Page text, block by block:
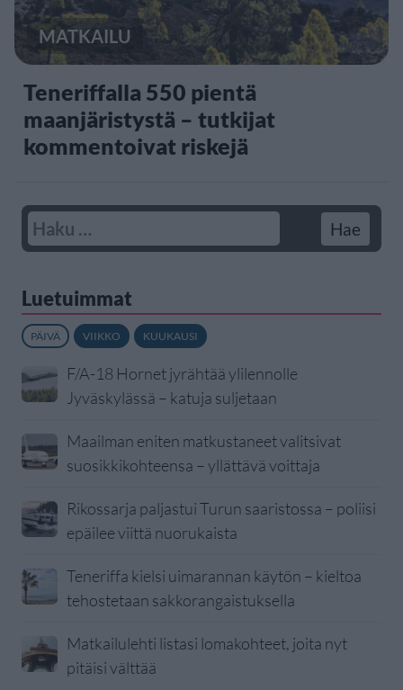
MATKAILU
Teneriffalla 550 pientä
maanjäristystä – tutkijat
kommentoivat riskejä
Luetuimmat
PÄIVÄ VIIKKO KUUKAUSI
F/A-18 Hornet jyrähtää ylilennolle
Jyväskylässä – katuja suljetaan
Maailman eniten matkustaneet valitsivat
suosikkikohteensa – yllättävä voittaja
Rikossarja paljastui Turun saaristossa – poliisi
epäilee viittä nuorukaista
Teneriffa kielsi uimarannan käytön – kieltoa
tehostetaan sakkorangaistuksella
Matkailulehti listasi lomakohteet, joita nyt
pitäisi välttää